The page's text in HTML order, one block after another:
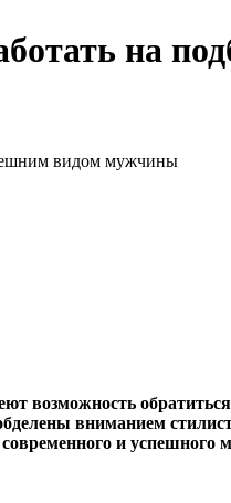
на
видом мужчины
возможность
вниманием
и